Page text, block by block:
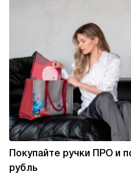
Покупайте ручки ПРО и
рубль